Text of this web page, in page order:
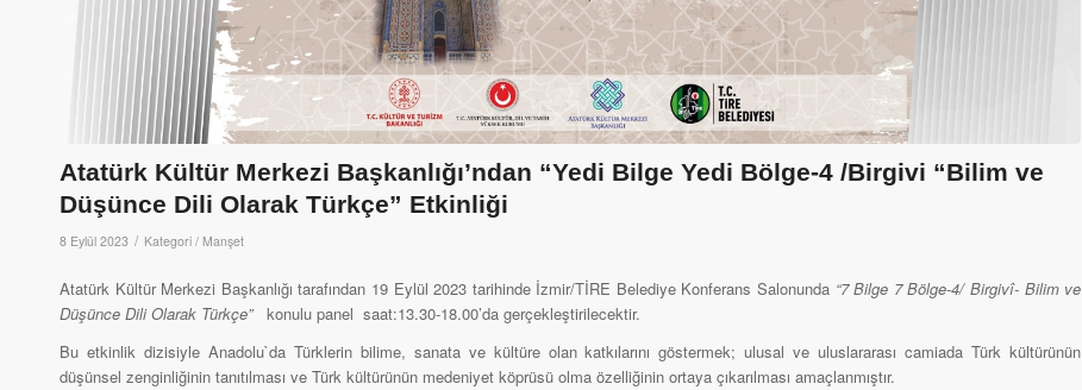
Atatürk Kültür Merkezi Başkanlığı’ndan “Yedi Bilge Yedi Bölge-4 /Birgivi “Bilim ve
Düşünce Dili Olarak Türkçe” Etkinliği
8 Eylül 2023 / Kategori / Manşet
Atatürk Kültür Merkezi Başkanlığı tarafından 19 Eylül 2023 tarihinde İzmir/TİRE Belediye Konferans Salonunda “7 Bilge 7 Bölge-4/ Birgivî- Bilim ve
Düşünce Dili Olarak Türkçe” konulu panel saat:13.30-18.00’da gerçekleştirilecektir.
Bu etkinlik dizisiyle Anadolu`da Türklerin bilime, sanata ve kültüre olan katkılarını göstermek; ulusal ve uluslararası camiada Türk kültürünün
düşünsel zenginliğinin tanıtılması ve Türk kültürünün medeniyet köprüsü olma özelliğinin ortaya çıkarılması amaçlanmıştır.